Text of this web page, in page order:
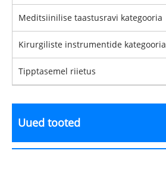
Meditsiinilise taastusravi kategooria
Kirurgiliste instrumentide kategooria
Tipptasemel riietus
Uued tooted